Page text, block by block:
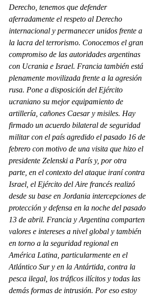
Derecho, tenemos que defender
aferradamente el respeto al Derecho
internacional y permanecer unidos frente a
la lacra del terrorismo. Conocemos el gran
compromiso de las autoridades argentinas
con Ucrania e Israel. Francia también está
plenamente movilizada frente a la agresión
rusa. Pone a disposición del Ejército
ucraniano su mejor equipamiento de
artillería, cañones Caesar y misiles. Hay
firmado un acuerdo bilateral de seguridad
militar con el país agredido el pasado 16 de
febrero con motivo de una visita que hizo el
presidente Zelenski a París y, por otra
parte, en el contexto del ataque iraní contra
Israel, el Ejército del Aire francés realizó
desde su base en Jordania intercepciones de
protección y defensa en la noche del pasado
13 de abril. Francia y Argentina comparten
valores e intereses a nivel global y también
en torno a la seguridad regional en
América Latina, particularmente en el
Atlántico Sur y en la Antártida, contra la
pesca ilegal, los tráficos ilícitos y todas las
demás formas de intrusión. Por eso estoy